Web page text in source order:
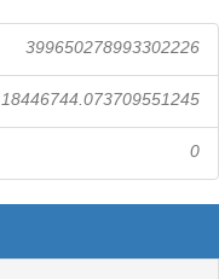
399650278993302226
18446744.073709551245
0